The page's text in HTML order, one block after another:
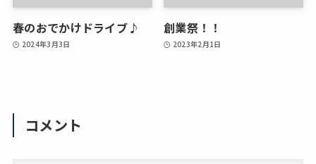
春のおでかけドライブ♪
2024年3月3日
創業祭！！
2023年2月1日
コメント